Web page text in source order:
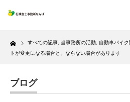
Home すべての記事 当事務所の活動 自動車バイク
トが変更になる場合と、ならない場合があります
ブログ